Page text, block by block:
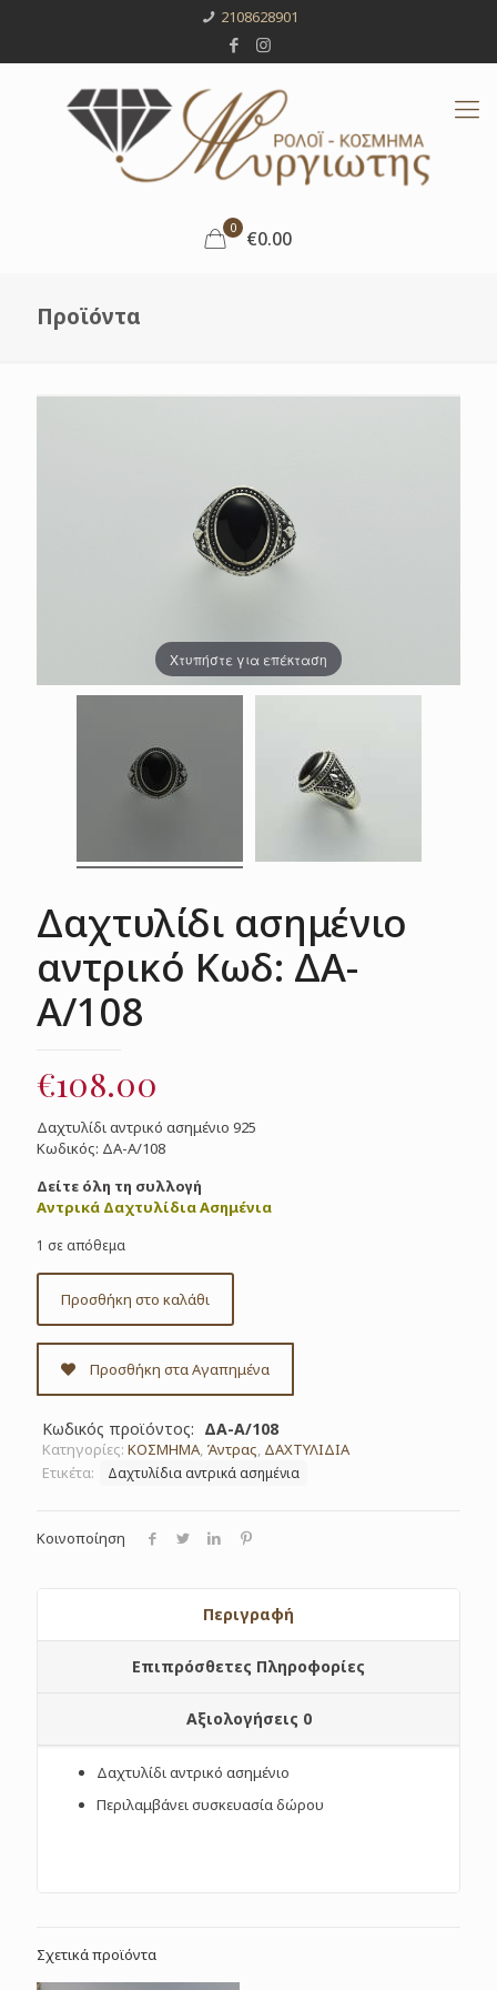
2108628901
0 €0.00
Προϊόντα
Χτυπήστε για επέκταση
Δαχτυλίδι ασημένιο
αντρικό Κωδ: ΔΑ-
Α/108
€108.00
Δαχτυλίδι αντρικό ασημένιο 925
Κωδικός: ΔΑ-Α/108
Δείτε όλη τη συλλογή
Αντρικά Δαχτυλίδια Ασημένια
1 σε απόθεμα
Προσθήκη στο καλάθι
Προσθήκη στα Αγαπημένα
Κωδικός προϊόντος: ΔΑ-Α/108
Κατηγορίες: ΚΟΣΜΗΜΑ, Άντρας, ΔΑΧΤΥΛΙΔΙΑ
Ετικέτα:
Δαχτυλίδια αντρικά ασημένια
Κοινοποίηση
Περιγραφή
Επιπρόσθετες Πληροφορίες
Αξιολογήσεις 0
Δαχτυλίδι αντρικό ασημένιο
Περιλαμβάνει συσκευασία δώρου
Σχετικά προϊόντα